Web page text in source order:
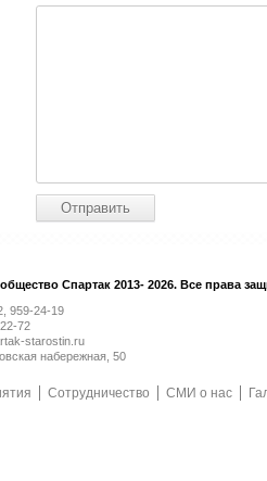
Спартак 2013- 2026. Все права
959-24-19
72
starostin.ru
набережная, 50
Сотрудничество СМИ о нас